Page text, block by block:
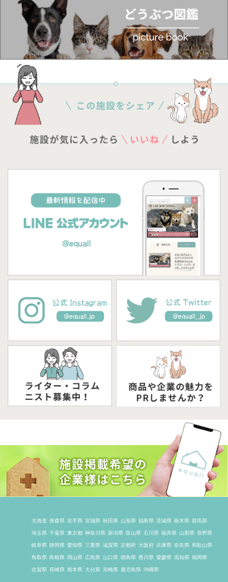
北海道 青森県 岩手県 宮城県 秋田県 山形県 福島県 茨城県 栃木県 群馬県
埼玉県 千葉県 東京都 神奈川県 新潟県 富山県 石川県 福井県 山梨県 長野県
岐阜県 静岡県 愛知県 三重県 滋賀県 京都府 大阪府 兵庫県 奈良県 和歌山県
鳥取県 島根県 岡山県 広島県 山口県 徳島県 香川県 愛媛県 高知県 福岡県
佐賀県 長崎県 熊本県 大分県 宮崎県 鹿児島県 沖縄県